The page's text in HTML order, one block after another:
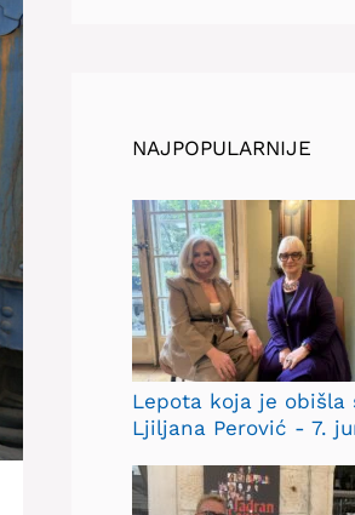
NAJPOPULARNIJE
Lepota koja je obišla
Ljiljana Perović - 7.